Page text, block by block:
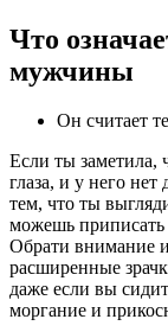
Что
мужчины
Он считает
Если ты заметила,
глаза, и у него
тем, что ты
можешь приписать
Обрати внимание
расширенные
даже если вы
моргание и